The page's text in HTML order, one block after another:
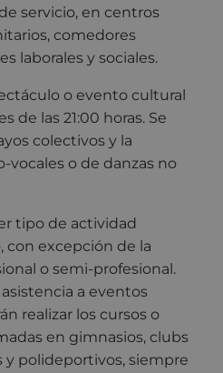
servicio, en centros
comedores
laborales y sociales.
o evento cultural
de las 21:00 horas. Se
colectivos y la
vocales o de danzas no
tipo de actividad
excepción de la
o semi-profesional.
a eventos
realizar los cursos o
en gimnasios, clubs
y polideportivos, siempre